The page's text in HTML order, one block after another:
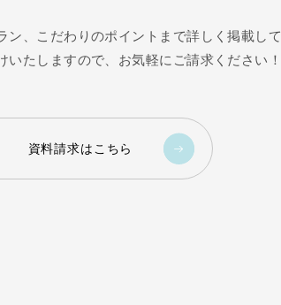
ン、こだわりのポイントまで詳しく掲載して
いたしますので、お気軽にご請求ください！
資料請求はこちら